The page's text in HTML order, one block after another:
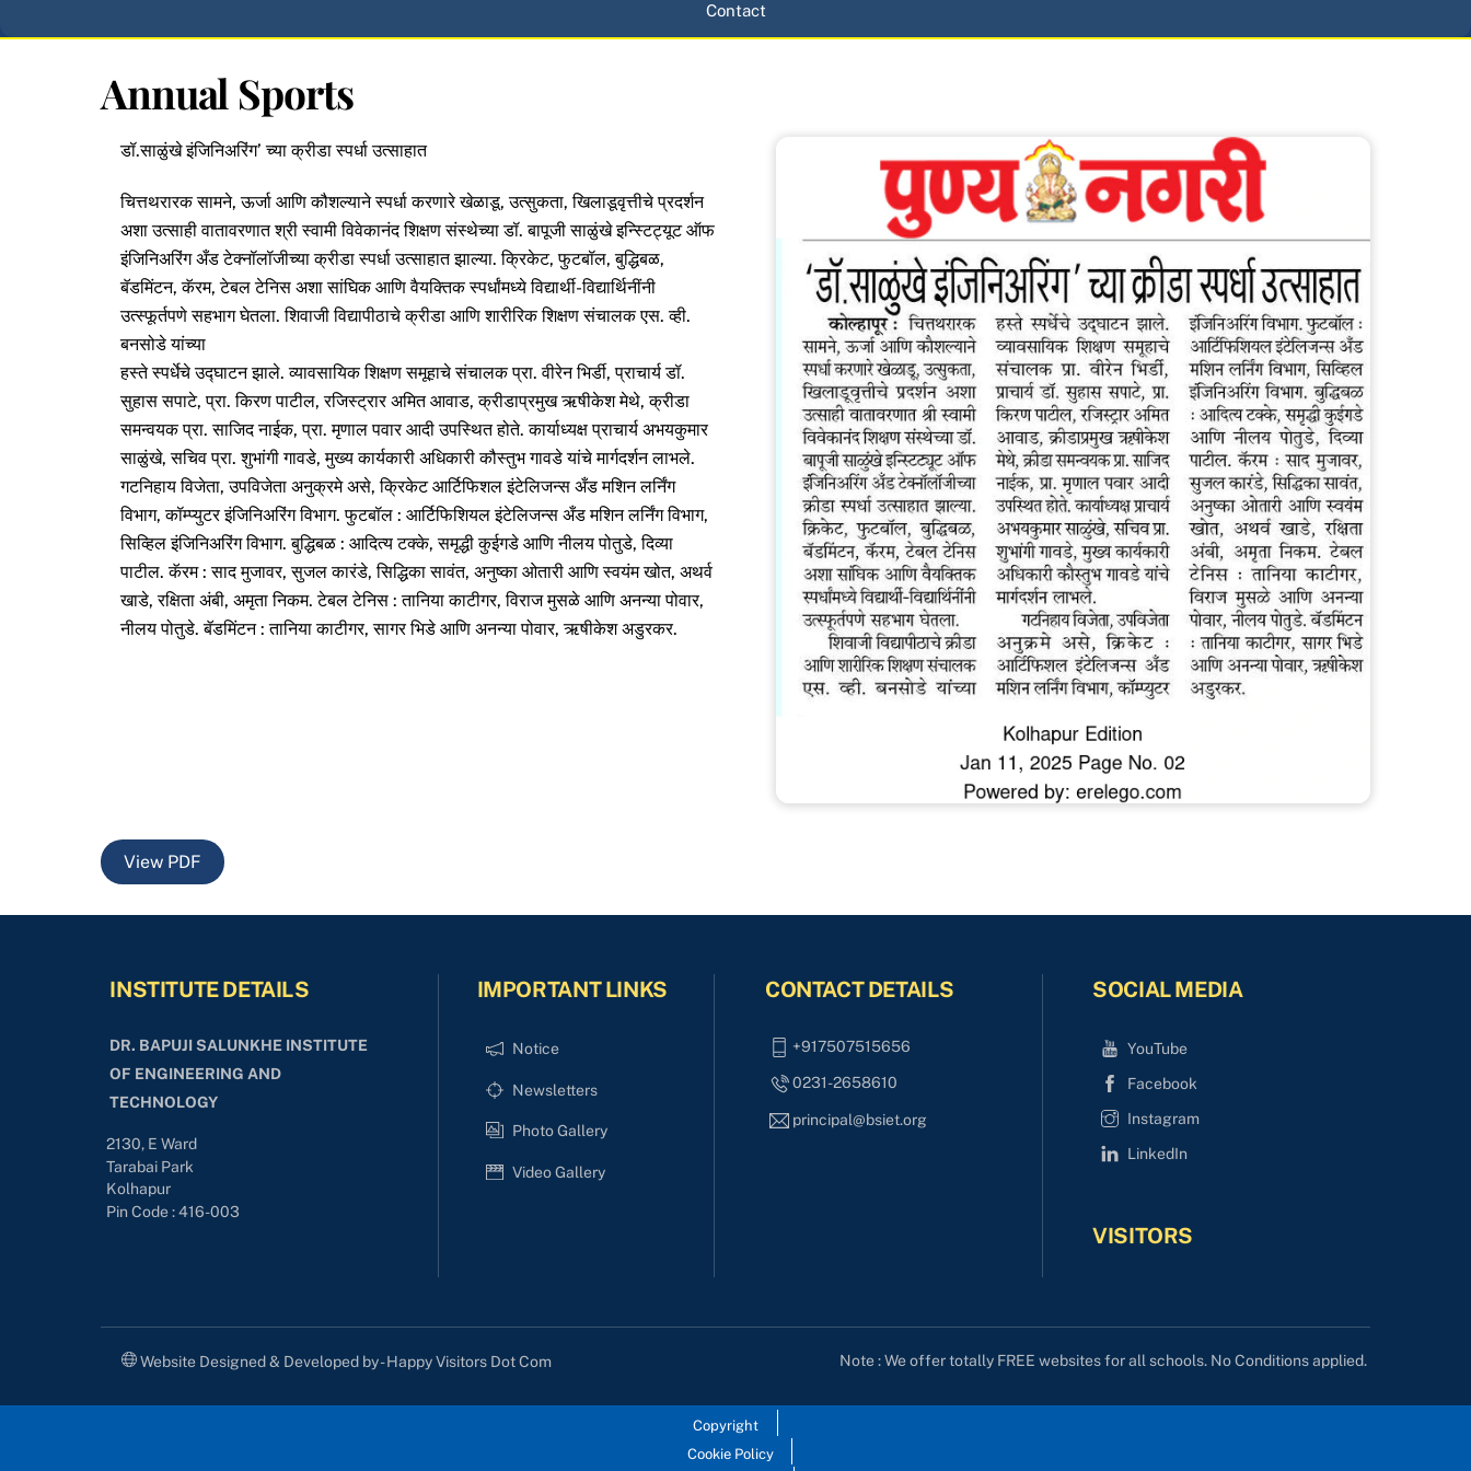
Contact
Annual Sports
डॉ.साळुंखे इंजिनिअरिंग’ च्या क्रीडा स्पर्धा उत्साहात
चित्तथरारक सामने, ऊर्जा आणि कौशल्याने स्पर्धा करणारे खेळाडू, उत्सुकता, खिलाडूवृत्तीचे प्रदर्शन
अशा उत्साही वातावरणात श्री स्वामी विवेकानंद शिक्षण संस्थेच्या डॉ. बापूजी साळुंखे इन्स्टिट्यूट ऑफ
इंजिनिअरिंग अँड टेक्नॉलॉजीच्या क्रीडा स्पर्धा उत्साहात झाल्या. क्रिकेट, फुटबॉल, बुद्धिबळ,
बॅडमिंटन, कॅरम, टेबल टेनिस अशा सांघिक आणि वैयक्तिक स्पर्धांमध्ये विद्यार्थी-विद्यार्थिनींनी
उत्स्फूर्तपणे सहभाग घेतला. शिवाजी विद्यापीठाचे क्रीडा आणि शारीरिक शिक्षण संचालक एस. व्ही.
बनसोडे यांच्या
हस्ते स्पर्धेचे उद्घाटन झाले. व्यावसायिक शिक्षण समूहाचे संचालक प्रा. वीरेन भिर्डी, प्राचार्य डॉ.
सुहास सपाटे, प्रा. किरण पाटील, रजिस्ट्रार अमित आवाड, क्रीडाप्रमुख ऋषीकेश मेथे, क्रीडा
समन्वयक प्रा. साजिद नाईक, प्रा. मृणाल पवार आदी उपस्थित होते. कार्याध्यक्ष प्राचार्य अभयकुमार
साळुंखे, सचिव प्रा. शुभांगी गावडे, मुख्य कार्यकारी अधिकारी कौस्तुभ गावडे यांचे मार्गदर्शन लाभले.
गटनिहाय विजेता, उपविजेता अनुक्रमे असे, क्रिकेट आर्टिफिशल इंटेलिजन्स अँड मशिन लर्निंग
विभाग, कॉम्प्युटर इंजिनिअरिंग विभाग. फुटबॉल : आर्टिफिशियल इंटेलिजन्स अँड मशिन लर्निंग विभाग,
सिव्हिल इंजिनिअरिंग विभाग. बुद्धिबळ : आदित्य टक्के, समृद्धी कुईगडे आणि नीलय पोतुडे, दिव्या
पाटील. कॅरम : साद मुजावर, सुजल कारंडे, सिद्धिका सावंत, अनुष्का ओतारी आणि स्वयंम खोत, अथर्व
खाडे, रक्षिता अंबी, अमृता निकम. टेबल टेनिस : तानिया काटीगर, विराज मुसळे आणि अनन्या पोवार,
नीलय पोतुडे. बॅडमिंटन : तानिया काटीगर, सागर भिडे आणि अनन्या पोवार, ऋषीकेश अडुरकर.
View PDF
INSTITUTE DETAILS
DR. BAPUJI SALUNKHE INSTITUTE
OF ENGINEERING AND
TECHNOLOGY
2130, E Ward
Tarabai Park
Kolhapur
Pin Code : 416-003
IMPORTANT LINKS
Notice
Newsletters
Photo Gallery
Video Gallery
CONTACT DETAILS
+917507515656
0231-2658610
principal@bsiet.org
SOCIAL MEDIA
YouTube
Facebook
Instagram
LinkedIn
VISITORS
Website Designed & Developed by - Happy Visitors Dot Com Note : We offer totally FREE websites for all schools. No Conditions applied.
Copyright
Cookie Policy